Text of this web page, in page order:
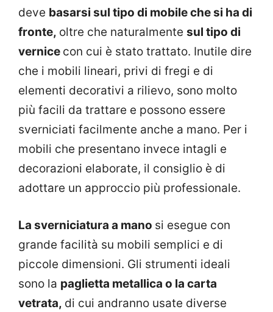
deve basarsi sul tipo di mobile che si ha di
fronte, oltre che naturalmente sul tipo di
vernice con cui è stato trattato. Inutile dire
che i mobili lineari, privi di fregi e di
elementi decorativi a rilievo, sono molto
più facili da trattare e possono essere
sverniciati facilmente anche a mano. Per i
mobili che presentano invece intagli e
decorazioni elaborate, il consiglio è di
adottare un approccio più professionale.
La sverniciatura a mano si esegue con
grande facilità su mobili semplici e di
piccole dimensioni. Gli strumenti ideali
sono la paglietta metallica o la carta
vetrata, di cui andranno usate diverse